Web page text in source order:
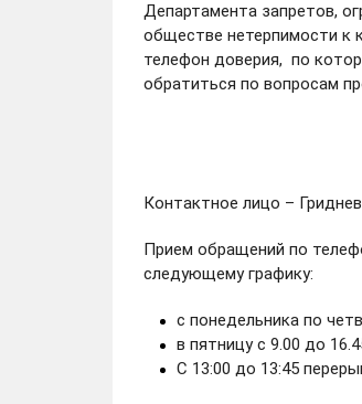
Департамента запретов,
обществе нетерпимости к
телефон доверия, по
обратиться по вопросам
Контактное лицо –
Прием обращений по
следующему графику:
с понедельника по
в пятницу с 9.00 до
С 13:00 до 13:45